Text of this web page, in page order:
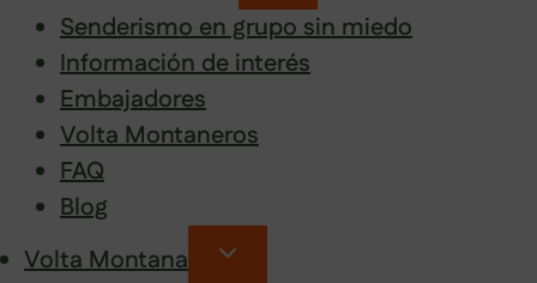
Senderismo en grupo sin miedo
Información de interés
Embajadores
Volta Montaneros
FAQ
Blog
Volta Montana